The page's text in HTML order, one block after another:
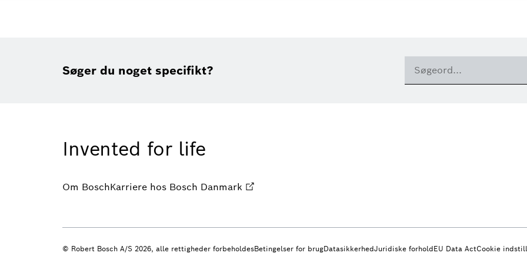
Søger du noget specifikt?
Invented for life
Om BoschKarriere hos Bosch Danmark
© Robert Bosch A/S 2026, alle rettigheder forbeholdesBetingelser for brugDatasikkerhedJuridiske forholdEU Data ActCookie